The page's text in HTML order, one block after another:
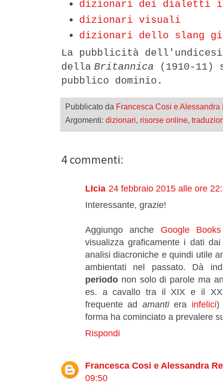
dizionari dei dialetti
dizionari visuali
dizionari dello slang
La pubblicità
della Britannica
(1910-
pubblico dominio.
Pubblicato da Francesca Cosi e Alessandra
Argomenti: dizionari, risorse online,
4 commenti:
LIcia 24 febbraio 2015 alle ore
Interessante, grazie!
Aggiungo anche Google
visualizza graficamente i dati
analisi diacroniche e quindi utile
ambientati nel passato. Dà
periodo non solo di parole ma
es. a cavallo tra il XIX e il XX
frequente ad amantiera infelici)
forma ha cominciato a prevalere
Rispondi
Francesca Cosi e Alessandra
09:50